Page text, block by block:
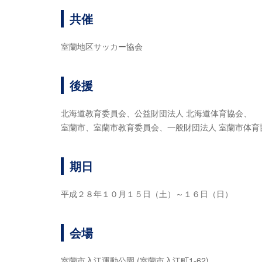
共催
室蘭地区サッカー協会
後援
北海道教育委員会、公益財団法人 北海道体育協会、
室蘭市、室蘭市教育委員会、一般財団法人 室蘭市体育
期日
平成２８年１０月１５日（土）～１６日（日）
会場